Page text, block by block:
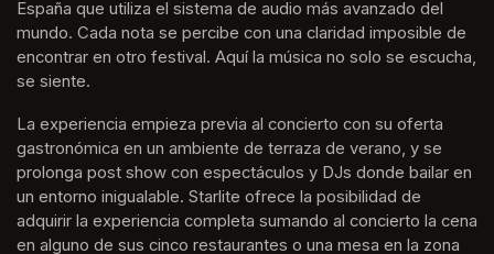
España que utiliza el sistema de audio más avanzado del
mundo. Cada nota se percibe con una claridad imposible de
encontrar en otro festival. Aquí la música no solo se escucha,
se siente.
La experiencia empieza previa al concierto con su oferta
gastronómica en un ambiente de terraza de verano, y se
prolonga post show con espectáculos y DJs donde bailar en
un entorno inigualable. Starlite ofrece la posibilidad de
adquirir la experiencia completa sumando al concierto la cena
en alguno de sus cinco restaurantes o una mesa en la zona